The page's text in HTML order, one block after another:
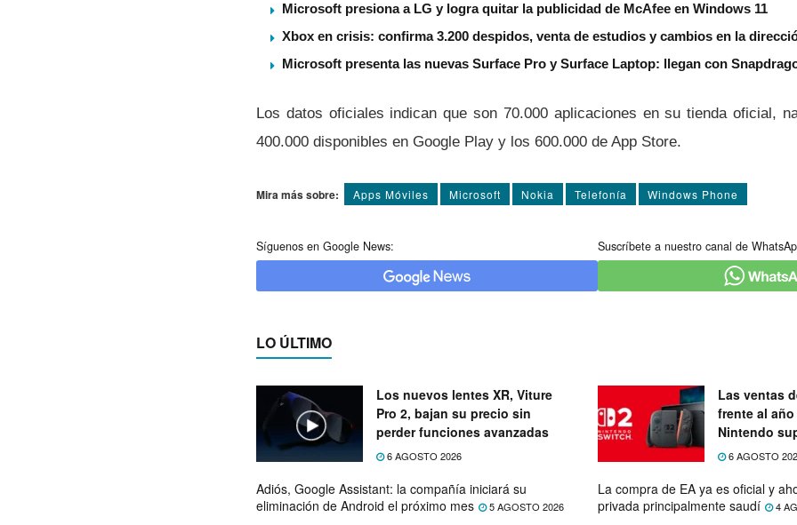
Microsoft presiona a LG y logra quitar la publicidad de McAfee en Windows 11
Xbox en crisis: confirma 3.200 despidos, venta de estudios y cambios en la
Microsoft presenta las nuevas Surface Pro y Surface Laptop: llegan con
Los datos oficiales indican que son 70.000 aplicaciones en su tienda oficial,
400.000 disponibles en Google Play y los 600.000 de App Store.
Mira más sobre: Apps Móviles Microsoft Nokia Telefoní­a Windows Phone
Síguenos en Google News: Suscríbete a nuestro canal de
LO ÚLTIMO
Los nuevos lentes XR, Viture
Pro 2, bajan su precio sin
perder funciones avanzadas
6 AGOSTO 2026
Las ventas
frente al
Nintendo
expectativas
6 AGOSTO
Adiós, Google Assistant: la compañía iniciará su
eliminación de Android el próximo mes
5 AGOSTO 2026
La compra de EA ya es oficial y
privada principalmente saudí
4